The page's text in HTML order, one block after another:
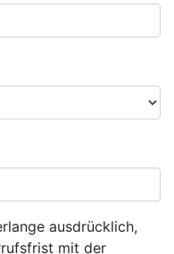
ausdrücklich,
mit der